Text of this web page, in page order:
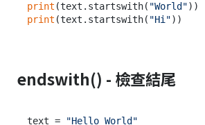
print (text.startswith( "World"))
print (text.startswith( "Hi"))
endswith() - 檢查結尾
text = "Hello World"